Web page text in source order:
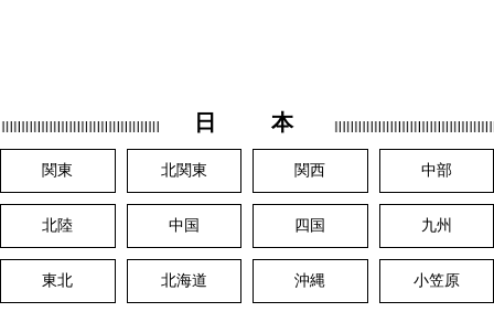
日 本
関東 北関東 関西 中部
北陸 中国 四国 九州
東北 北海道 沖縄 小笠原